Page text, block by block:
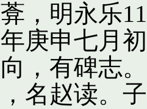
，明永乐
庚申七月
，有碑志
名赵读。